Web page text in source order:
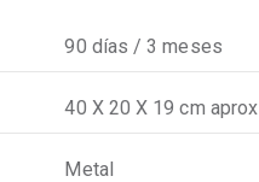
90 días / 3 meses
40 X 20 X 19 cm aprox
Metal